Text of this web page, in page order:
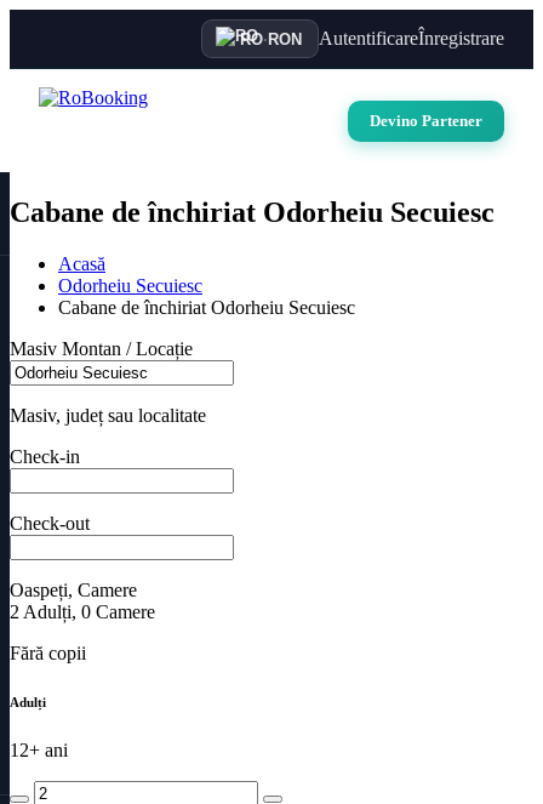
RO·RON AutentificareÎnregistrare
Devino Partener
Cabane de închiriat Odorheiu Secuiesc
Acasă
Odorheiu Secuiesc
Cabane de închiriat Odorheiu Secuiesc
Masiv Montan / Locație
Masiv, județ sau localitate
Check-in
Check-out
Oaspeți, Camere
2 Adulți, 0 Camere
Fără copii
Adulți
12+ ani